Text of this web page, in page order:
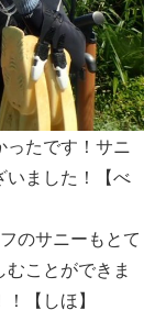
たです！サニ
いました！【べ
のサニーもとて
ことができま
【しほ】